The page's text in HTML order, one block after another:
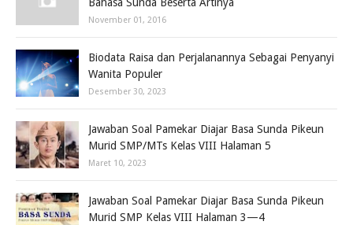
November 01, 2016
Biodata Raisa dan Perjalanannya Sebagai Penyanyi
Wanita Populer
Desember 30, 2023
Jawaban Soal Pamekar Diajar Basa Sunda Pikeun
Murid SMP/MTs Kelas VIII Halaman 5
Maret 10, 2023
Jawaban Soal Pamekar Diajar Basa Sunda Pikeun
Murid SMP Kelas VIII Halaman 3—4